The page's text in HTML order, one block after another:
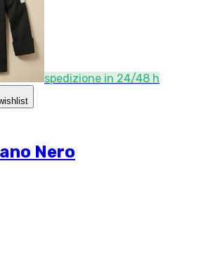
spedizione in 24/48 h
Nero